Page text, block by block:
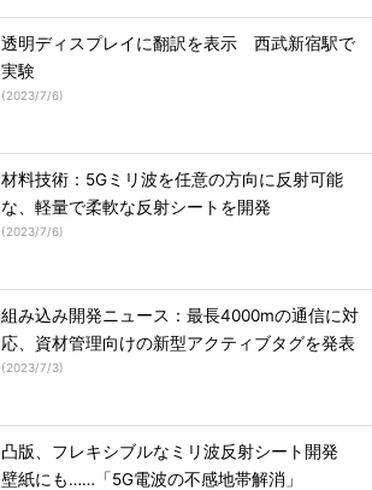
透明ディスプレイに翻訳を表示 西武新宿駅で
実験
(2023/7/6)
材料技術：5Gミリ波を任意の方向に反射可能
な、軽量で柔軟な反射シートを開発
(2023/7/6)
組み込み開発ニュース：最長4000mの通信に対
応、資材管理向けの新型アクティブタグを発表
(2023/7/3)
凸版、フレキシブルなミリ波反射シート開発
壁紙にも……「5G電波の不感地帯解消」